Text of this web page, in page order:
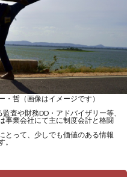
・哲（画像はイメージです）
査や財務DD・アドバイザリー等、
事業会社にて主に制度会計と格闘
とって、少しでも価値のある情報